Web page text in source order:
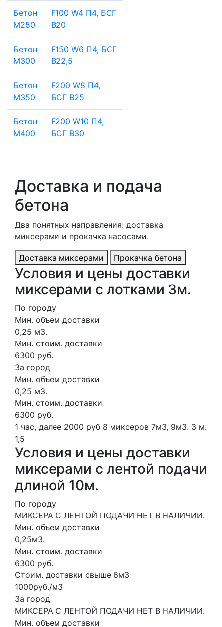
Бетон
М250
F100 W4 П4, БСГ
В20
Бетон
М300
F150 W6 П4, БСГ
В22,5
Бетон
М350
F200 W8 П4,
БСГ В25
Бетон
М400
F200 W10 П4,
БСГ В30
Доставка и подача
бетона
Два понятных направления: доставка
миксерами и прокачка насосами.
Доставка миксерами Прокачка бетона
Условия и цены доставки
миксерами с лотками 3м.
По городу
Мин. объем доставки
0,25 м3.
Мин. стоим. доставки
6300 руб.
За город
Мин. объем доставки
0,25 м3.
Мин. стоим. доставки
6300 руб.
1 час, далее 2000 руб 8 миксеров 7м3, 9м3. 3 м.
1,5
Условия и цены доставки
миксерами с лентой подачи
длиной 10м.
По городу
МИКСЕРА С ЛЕНТОЙ ПОДАЧИ НЕТ В НАЛИЧИИ.
Мин. объем доставки
0,25м3.
Мин. стоим. доставки
6300 руб.
Стоим. доставки свыше 6м3
1000руб./м3
За город
МИКСЕРА С ЛЕНТОЙ ПОДАЧИ НЕТ В НАЛИЧИИ.
Мин. объем доставки